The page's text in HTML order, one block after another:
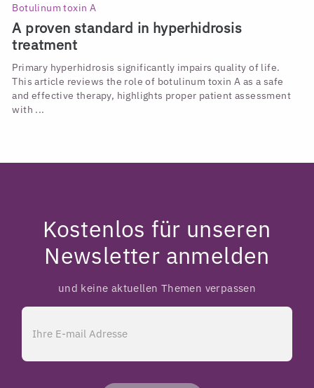
Botulinum toxin A
A proven standard in hyperhidrosis
treatment
Primary hyperhidrosis significantly impairs quality of life.
This article reviews the role of botulinum toxin A as a safe
and effective therapy, highlights proper patient assessment
with ...
Kostenlos für unseren
Newsletter anmelden
und keine aktuellen Themen verpassen